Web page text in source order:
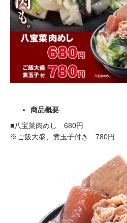
商品概要
■八宝菜肉めし 680円
※ご飯大盛、煮玉子付き 780円